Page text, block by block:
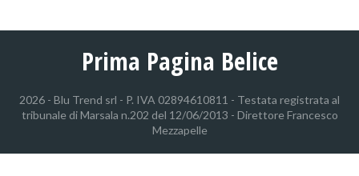
Prima Pagina Belice
2026 - Blu Trend srl - P. IVA 02894610811 - Testata registrata al
tribunale di Marsala n.202 del 12/06/2013 - Direttore Francesco
Mezzapelle